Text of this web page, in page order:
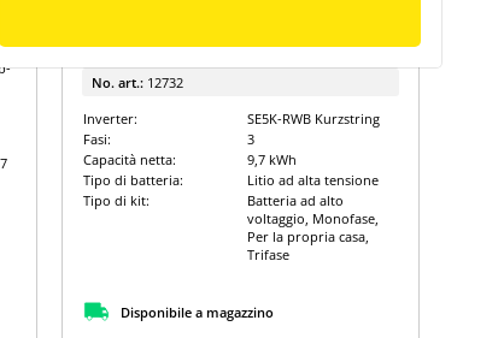
No. art.: 12732
Inverter:
SE5K-RWB Kurzstring
Fasi:
3
Capacità netta:
9,7 kWh
Tipo di batteria:
Litio ad alta tensione
Tipo di kit:
Batteria ad alto
voltaggio, Monofase,
Per la propria casa,
Trifase
Disponibile a magazzino